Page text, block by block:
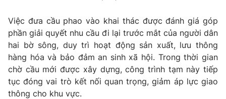
Việc đưa cầu phao vào khai thác được đánh giá góp
phần giải quyết nhu cầu đi lại trước mắt của người dân
hai bờ sông, duy trì hoạt động sản xuất, lưu thông
hàng hóa và bảo đảm an sinh xã hội. Trong thời gian
chờ cầu mới được xây dựng, công trình tạm này tiếp
tục đóng vai trò kết nối quan trọng, giảm áp lực giao
thông cho khu vực.